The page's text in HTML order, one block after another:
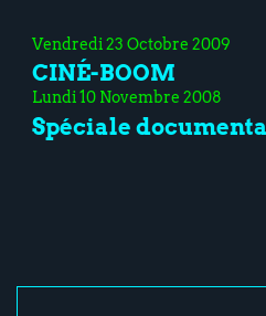
Vendredi 23 Octobre 2009
CINÉ-BOOM
Lundi 10 Novembre 2008
Spéciale